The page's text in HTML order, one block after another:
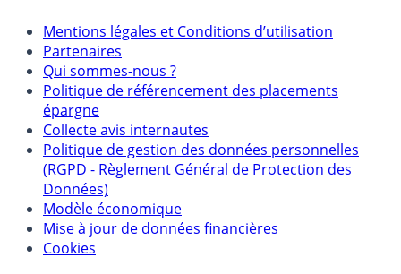
Mentions légales et Conditions d’utilisation
Partenaires
Qui sommes-nous ?
Politique de référencement des placements
épargne
Collecte avis internautes
Politique de gestion des données personnelles
(RGPD - Règlement Général de Protection des
Données)
Modèle économique
Mise à jour de données financières
Cookies